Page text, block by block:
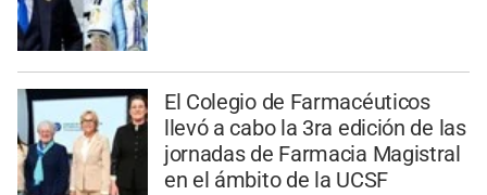
El Colegio de Farmacéuticos
llevó a cabo la 3ra edición de las
jornadas de Farmacia Magistral
en el ámbito de la UCSF